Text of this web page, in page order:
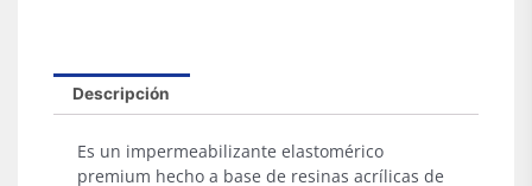
Descripción
Es un impermeabilizante elastomérico
premium hecho a base de resinas acrílicas de